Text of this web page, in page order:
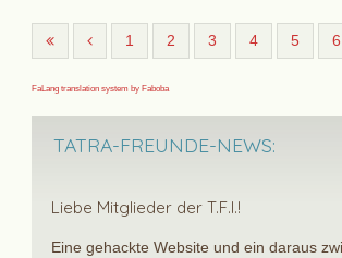
1 2 3 4 5 6
FaLang translation system by Faboba
TATRA-FREUNDE-NEWS:
Liebe Mitglieder der T.F.I.!
Eine gehackte Website und ein daraus